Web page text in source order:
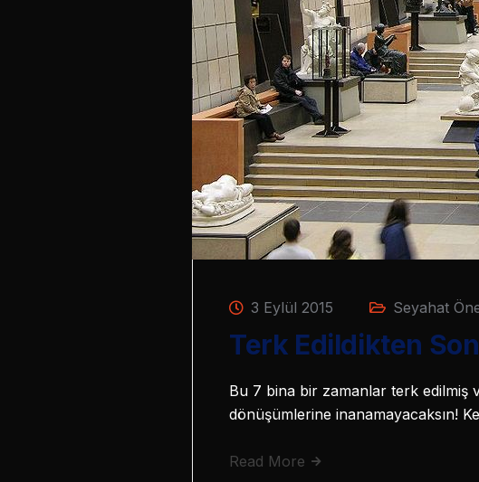
3 Eylül 2015 Seyahat
Terk Edildikten
Bu 7 bina bir zamanlar terk edilmiş
dönüşümlerine inanamayacaksın!
Read More